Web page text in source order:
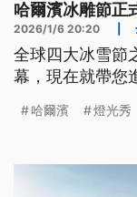
哈爾濱冰雕節正
2026/1/6 20:20
全球四大冰雪節
幕，現在就帶您
哈爾濱 燈光秀